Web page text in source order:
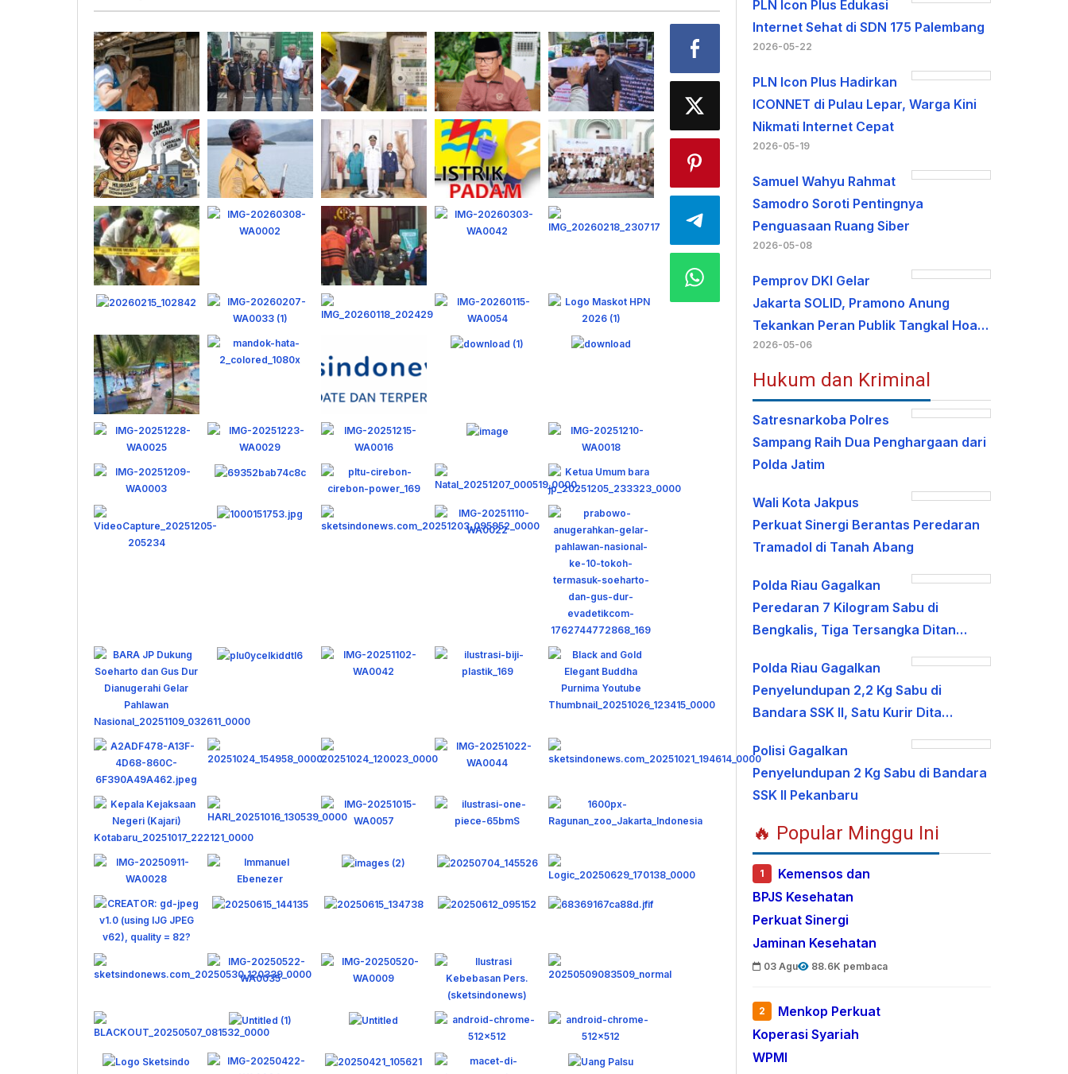
PLN Icon Plus Edukasi
Internet Sehat di SDN 175 Palembang
2026-05-22
PLN Icon Plus Hadirkan
ICONNET di Pulau Lepar, Warga Kini
Nikmati Internet Cepat
2026-05-19
Samuel Wahyu Rahmat
Samodro Soroti Pentingnya
Penguasaan Ruang Siber
2026-05-08
Pemprov DKI Gelar
Jakarta SOLID, Pramono Anung
Tekankan Peran Publik Tangkal Hoa…
2026-05-06
Hukum dan Kriminal
Satresnarkoba Polres
Sampang Raih Dua Penghargaan dari
Polda Jatim
Wali Kota Jakpus
Perkuat Sinergi Berantas Peredaran
Tramadol di Tanah Abang
Polda Riau Gagalkan
Peredaran 7 Kilogram Sabu di
Bengkalis, Tiga Tersangka Ditan…
Polda Riau Gagalkan
Penyelundupan 2,2 Kg Sabu di
Bandara SSK II, Satu Kurir Dita…
Polisi Gagalkan
Penyelundupan 2 Kg Sabu di Bandara
SSK II Pekanbaru
🔥 Popular Minggu Ini
1
Kemensos dan
BPJS Kesehatan
Perkuat Sinergi
Jaminan Kesehatan
03 Agu 88.6K pembaca
2
Menkop Perkuat
Koperasi Syariah
WPMI